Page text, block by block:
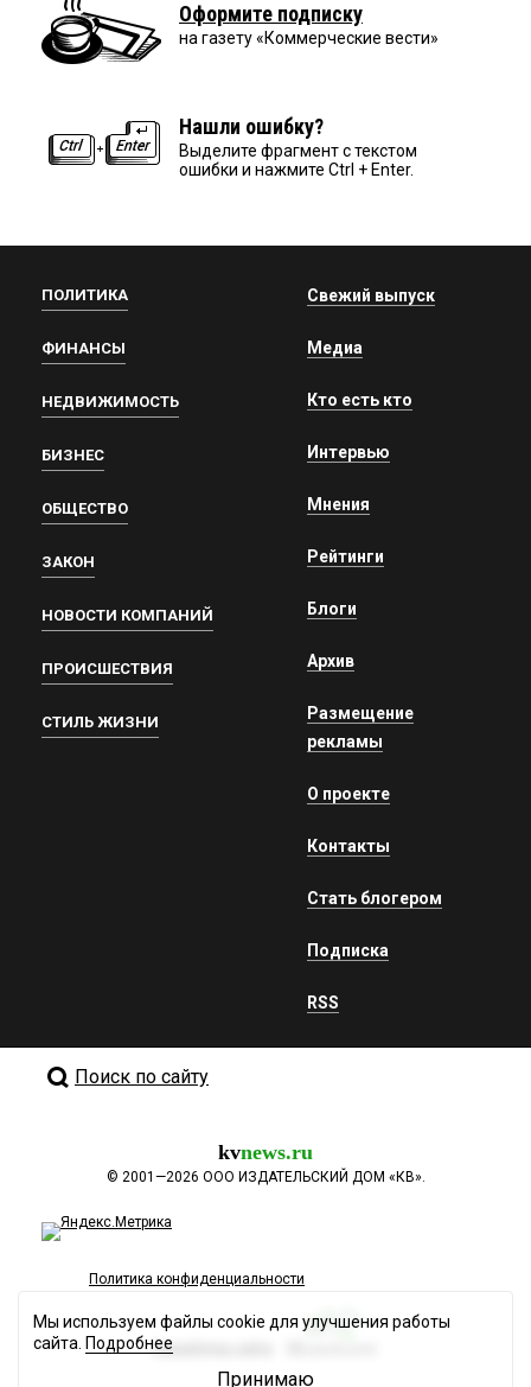
Оформите подписку
на газету «Коммерческие вести»
Нашли ошибку?
Выделите фрагмент с текстом
ошибки и нажмите Ctrl + Enter.
ПОЛИТИКА
ФИНАНСЫ
НЕДВИЖИМОСТЬ
БИЗНЕС
ОБЩЕСТВО
ЗАКОН
НОВОСТИ КОМПАНИЙ
ПРОИСШЕСТВИЯ
СТИЛЬ ЖИЗНИ
Свежий выпуск
Медиа
Кто есть кто
Интервью
Мнения
Рейтинги
Блоги
Архив
Размещение
рекламы
О проекте
Контакты
Стать блогером
Подписка
RSS
Поиск по сайту
kvnews.ru
© 2001—2026 ООО ИЗДАТЕЛЬСКИЙ ДОМ «КВ».
Политика конфиденциальности
Разработка сайта
Мы используем файлы cookie для улучшения работы
сайта. Подробнее
Принимаю